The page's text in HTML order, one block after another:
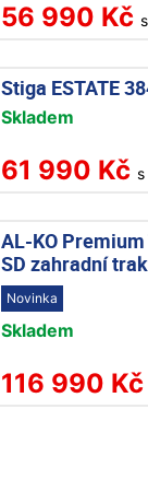
56 990 Kč
Stiga ESTATE
Skladem
61 990 Kč s
AL-KO
SD zahradní
Novinka
Skladem
116 990 Kč